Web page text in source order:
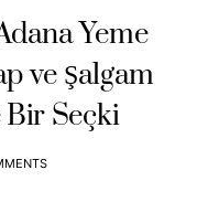
Yeme
ve Şalgam
Bir Seçki